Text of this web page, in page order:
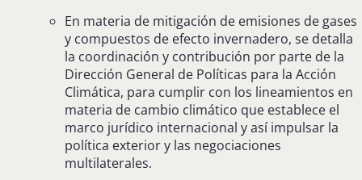
En materia de mitigación de emisiones de gases
y compuestos de efecto invernadero, se detalla
la coordinación y contribución por parte de la
Dirección General de Políticas para la Acción
Climática, para cumplir con los lineamientos en
materia de cambio climático que establece el
marco jurídico internacional y así impulsar la
política exterior y las negociaciones
multilaterales.